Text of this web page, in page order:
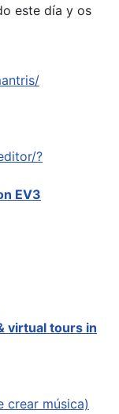
este día y os
?
EV3
virtual tours in
crear música)